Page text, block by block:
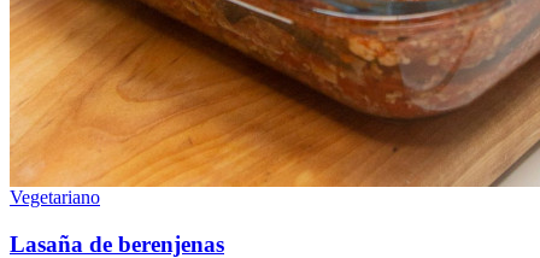
Vegetariano
Lasaña de berenjenas